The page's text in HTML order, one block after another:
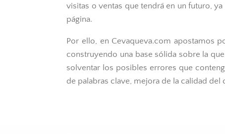
visitas o ventas que tendrá en un futuro,
página.
Por ello, en Cevaqueva.com apostamos
construyendo una base sólida sobre la
solventar los posibles errores que
de palabras clave, mejora de la calidad